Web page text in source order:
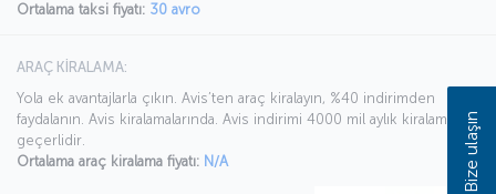
Ortalama taksi fiyatı: 30 avro
ARAÇ KİRALAMA:
Yola ek avantajlarla çıkın. Avis’ten araç kiralayın, %40 indirimden
faydalanın. Avis kiralamalarında. Avis indirimi 4000 mil aylık kiralamada
geçerlidir.
Ortalama araç kiralama fiyatı: N/A Bize ulaşın